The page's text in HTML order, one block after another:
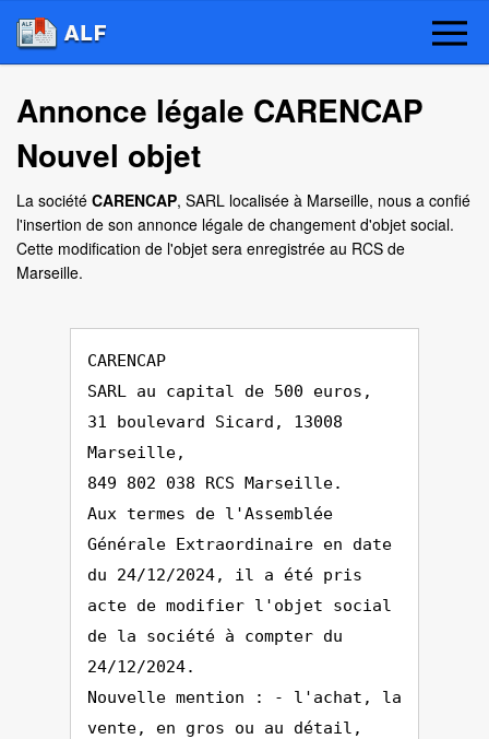
Annonce légale CARENCAP
Nouvel objet
La société CARENCAP, SARL localisée à Marseille, nous a confié
l'insertion de son annonce légale de changement d'objet social.
Cette modification de l'objet sera enregistrée au RCS de
Marseille.
CARENCAP
SARL au capital de 500 euros,
31 boulevard Sicard, 13008
Marseille,
849 802 038 RCS Marseille.
Aux termes de l'Assemblée
Générale Extraordinaire en date
du 24/12/2024, il a été pris
acte de modifier l'objet social
de la société à compter du
24/12/2024.
Nouvelle mention : - l'achat, la
vente, en gros ou au détail,